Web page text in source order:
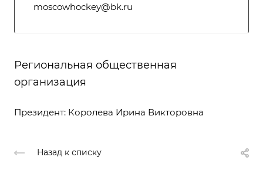
moscowhockey@bk.ru
Региональная общественная
организация
Президент: Королева Ирина Викторовна
Назад к списку